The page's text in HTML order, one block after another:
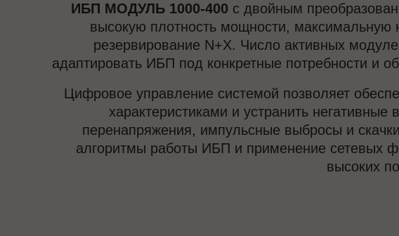
ИБП МОДУЛЬ 1000-400 с двойным
высокую плотность мощности, максимальную
резервирование N+X. Число активных
адаптировать ИБП под конкретные потребности и
Цифровое управление системой позволяет
характеристиками и устранить негативные
перенапряжения, импульсные выбросы и
алгоритмы работы ИБП и применение сетевых
высоких